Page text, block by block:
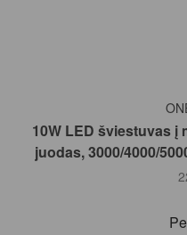
Į
10W LED šviestuvas į
juodas, 3000/4000/